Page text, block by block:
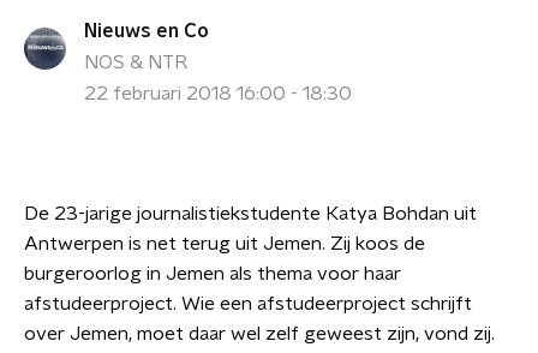
Nieuws en Co
NOS & NTR
22 februari 2018 16:00 - 18:30
De 23-jarige journalistiekstudente Katya Bohdan uit
Antwerpen is net terug uit Jemen. Zij koos de
burgeroorlog in Jemen als thema voor haar
afstudeerproject. Wie een afstudeerproject schrijft
over Jemen, moet daar wel zelf geweest zijn, vond zij.